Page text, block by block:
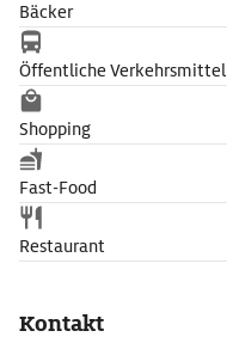
Bäcker
Öffentliche Verkehrsmittel
Shopping
Fast-Food
Restaurant
Kontakt